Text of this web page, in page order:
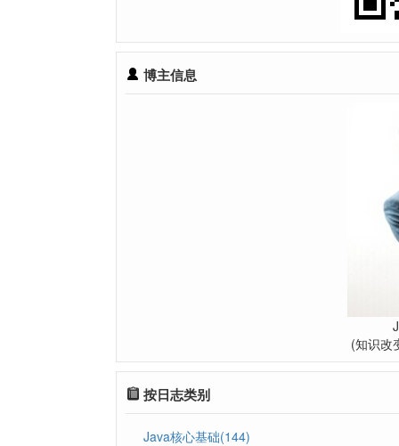
博主信息
(知识改
按日志类别
Java核心基础(144)